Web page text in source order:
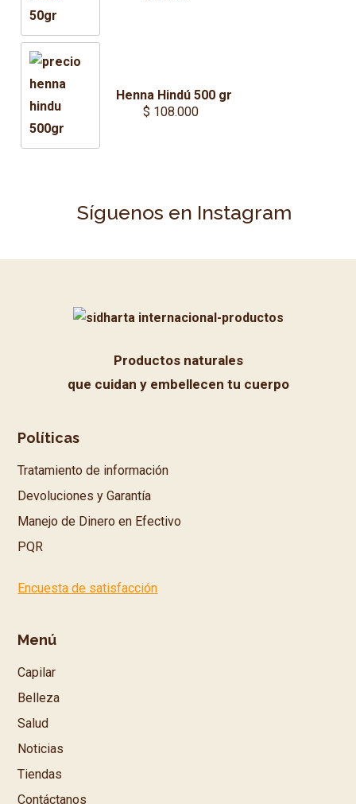
Henna Hindú 500 gr
$ 108.000
Síguenos en Instagram
Productos naturales
que cuidan y embellecen tu cuerpo
Políticas
Tratamiento de información
Devoluciones y Garantía
Manejo de Dinero en Efectivo
PQR
Encuesta de satisfacción
Menú
Capilar
Belleza
Salud
Noticias
Tiendas
Contáctanos